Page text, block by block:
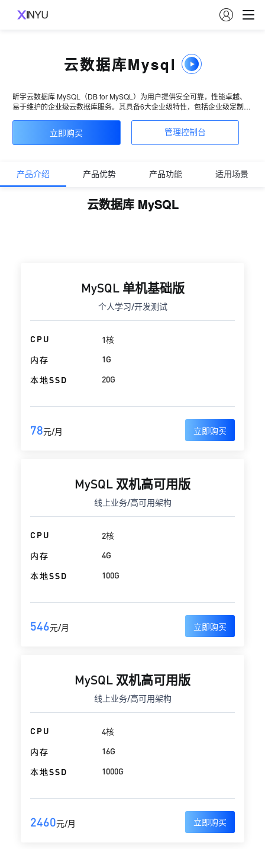

云数据库Mysql
昕宇云数据库 MySQL（DB for MySQL）为用户提供安全可靠，性能卓越、
易于维护的企业级云数据库服务。其具备6大企业级特性，包括企业级定制内
能运维。通过使用多彩云数据库 MySQL，可实现分钟级别的数据库部署、弹
性扩展以及全自动化的运维管理，不仅经济实惠，而且稳定可靠，易于运
维。
立即购买 管理控制台
产品介绍 产品优势 产品功能 适用场景
云数据库 MySQL
MySQL 单机基础版
个人学习/开发测试
CPU
1核
内存
1G
本地SSD
20G
78元/月 立即购买
MySQL 双机高可用版
线上业务/高可用架构
CPU
2核
内存
4G
本地SSD
100G
546元/月 立即购买
MySQL 双机高可用版
线上业务/高可用架构
CPU
4核
内存
16G
本地SSD
1000G
2460元/月 立即购买